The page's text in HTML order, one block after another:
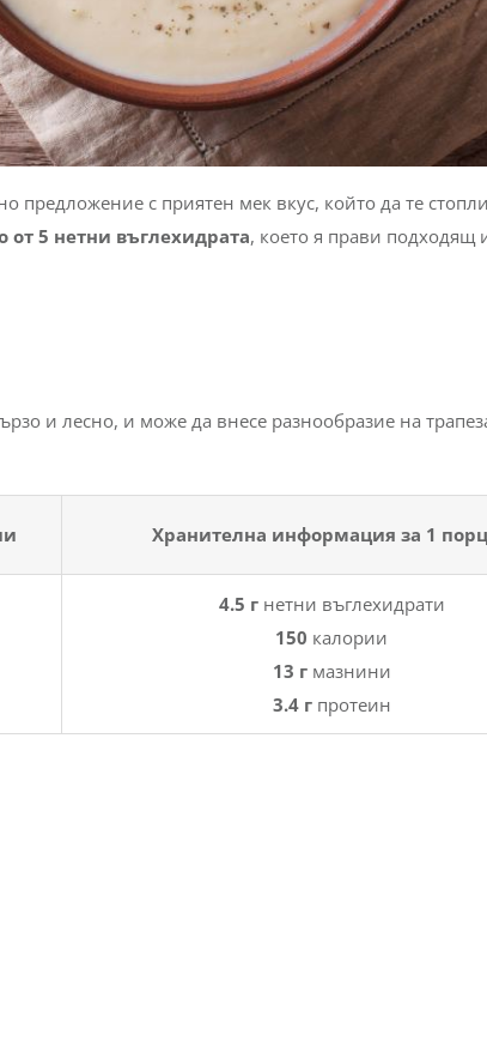
предложение с приятен мек вкус, който да те
от 5 нетни въглехидрата, което я прави подходящ
и лесно, и може да внесе разнообразие на
Хранителна информация за 1
4.5 гнетни въглехидрати
150 калории
13 гмазнини
3.4 гпротеин